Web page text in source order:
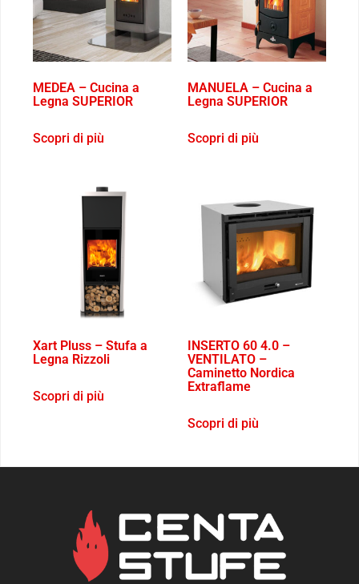
MEDEA – Cucina a
Legna SUPERIOR
Scopri di più
MANUELA – Cucina a
Legna SUPERIOR
Scopri di più
Xart Pluss – Stufa a
Legna Rizzoli
Scopri di più
INSERTO 60 4.0 –
VENTILATO –
Caminetto Nordica
Extraflame
Scopri di più